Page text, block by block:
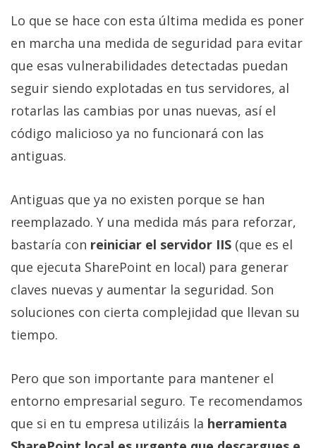
Lo que se hace con esta última medida es poner
en marcha una medida de seguridad para evitar
que esas vulnerabilidades detectadas puedan
seguir siendo explotadas en tus servidores, al
rotarlas las cambias por unas nuevas, así el
código malicioso ya no funcionará con las
antiguas.
Antiguas que ya no existen porque se han
reemplazado. Y una medida más para reforzar,
bastaría con reiniciar el servidor IIS (que es el
que ejecuta SharePoint en local) para generar
claves nuevas y aumentar la seguridad. Son
soluciones con cierta complejidad que llevan su
tiempo.
Pero que son importante para mantener el
entorno empresarial seguro. Te recomendamos
que si en tu empresa utilizáis la herramienta